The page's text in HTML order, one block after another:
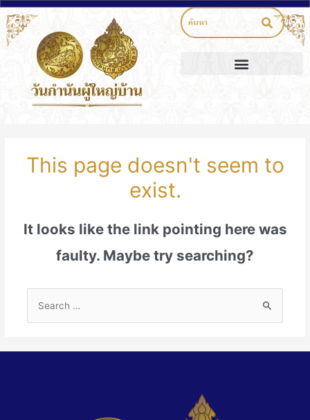
This page doesn't seem to
exist.
It looks like the link pointing here was
faulty. Maybe try searching?